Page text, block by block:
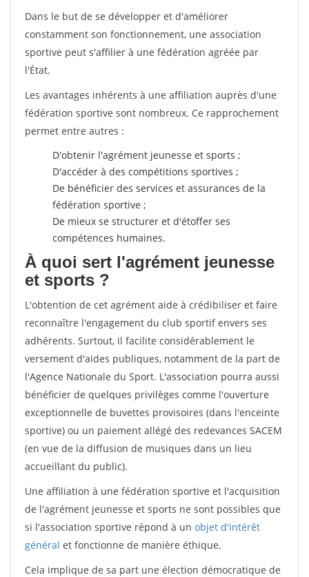
Dans le but de se développer et d'améliorer
constamment son fonctionnement, une association
sportive peut s'affilier à une fédération agréée par
l'État.
Les avantages inhérents à une affiliation auprès d'une
fédération sportive sont nombreux. Ce rapprochement
permet entre autres :
D'obtenir l'agrément jeunesse et sports ;
D'accéder à des compétitions sportives ;
De bénéficier des services et assurances de la
fédération sportive ;
De mieux se structurer et d'étoffer ses
compétences humaines.
À quoi sert l'agrément jeunesse
et sports ?
L'obtention de cet agrément aide à crédibiliser et faire
reconnaître l'engagement du club sportif envers ses
adhérents. Surtout, il facilite considérablement le
versement d'aides publiques, notamment de la part de
l'Agence Nationale du Sport. L'association pourra aussi
bénéficier de quelques privilèges comme l'ouverture
exceptionnelle de buvettes provisoires (dans l'enceinte
sportive) ou un paiement allégé des redevances SACEM
(en vue de la diffusion de musiques dans un lieu
accueillant du public).
Une affiliation à une fédération sportive et l'acquisition
de l'agrément jeunesse et sports ne sont possibles que
si l'association sportive répond à un objet d'intérêt
général et fonctionne de manière éthique.
Cela implique de sa part une élection démocratique de